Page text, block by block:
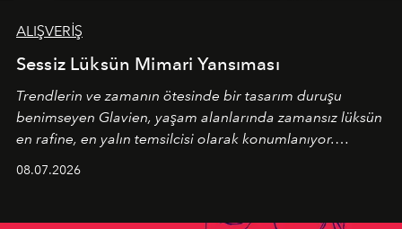
ALIŞVERİŞ
Sessiz Lüksün Mimari Yansıması
Trendlerin ve zamanın ötesinde bir tasarım duruşu
benimseyen Glavien, yaşam alanlarında zamansız lüksün
en rafine, en yalın temsilcisi olarak konumlanıyor.
08.07.2026